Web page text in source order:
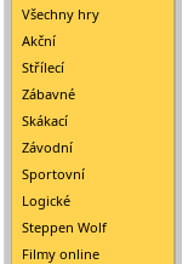
Všechny hry
Akční
Střílecí
Zábavné
Skákací
Závodní
Sportovní
Logické
Steppen Wolf
Filmy online